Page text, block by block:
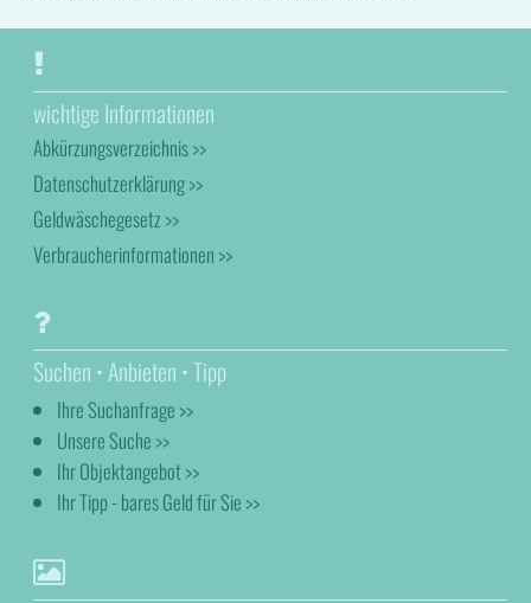
wichtige Informationen
Abkürzungsverzeichnis >>
Datenschutzerklärung >>
Geldwäschegesetz >>
Verbraucherinformationen >>
Suchen • Anbieten • Tipp
Ihre Suchanfrage >>
Unsere Suche >>
Ihr Objektangebot >>
Ihr Tipp - bares Geld für Sie >>